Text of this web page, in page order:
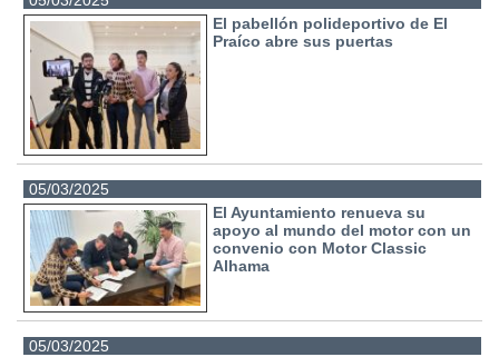
El pabellón polideportivo de El
Praíco abre sus puertas
05/03/2025
El Ayuntamiento renueva su
apoyo al mundo del motor con un
convenio con Motor Classic
Alhama
05/03/2025